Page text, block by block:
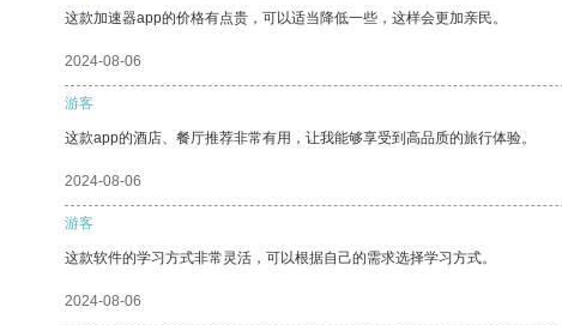
这款加速器app的价格有点贵，可以适当降低一些，这样会更加亲民。
2024-08-06
游客
这款app的酒店、餐厅推荐非常有用，让我能够享受到高品质的旅行体验。
2024-08-06
游客
这款软件的学习方式非常灵活，可以根据自己的需求选择学习方式。
2024-08-06